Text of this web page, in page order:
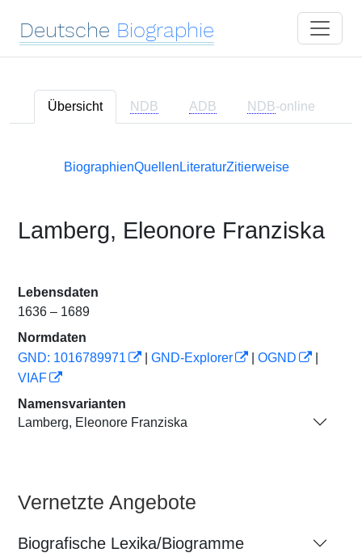
Deutsche Biographie
Übersicht NDB ADB NDB-online
BiographienQuellen LiteraturZitierweise
Lamberg, Eleonore Franziska
Lebensdaten
1636 – 1689
Normdaten
GND: 1016789971
GND-Explorer OGND
VIAF
Namensvarianten
Lamberg, Eleonore Franziska
Vernetzte Angebote
Biografische Lexika/Biogramme